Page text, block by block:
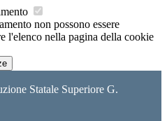
non possono essere
l'elenco nella pagina della cookie
Statale Superiore G.